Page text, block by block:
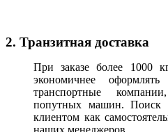
2. Транзитная доставка
При заказе более 1000
экономичнее
транспортные
попутных машин. Поиск
клиентом как
наших менеджеров.